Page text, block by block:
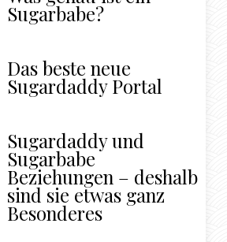
Sugarbabe?
Das beste neue
Sugardaddy Portal
Sugardaddy und
Sugarbabe
Beziehungen – deshalb
sind sie etwas ganz
Besonderes